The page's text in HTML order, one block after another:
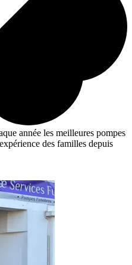
année les meilleures pompes
des familles depuis